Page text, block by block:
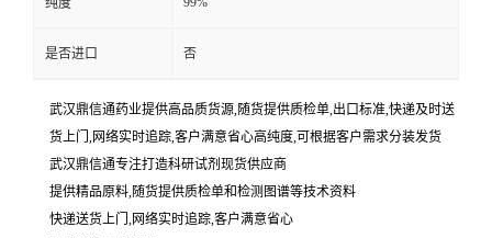
纯度
是否进口 否
武汉鼎信通药业提供高品质货源,随货提供质检单,出口标准,快递及时送
货上门,网络实时追踪,客户满意省心高纯度,可根据客户需求分装发货
武汉鼎信通专注打造科研试剂现货供应商
提供精品原料,随货提供质检单和检测图谱等技术资料
快递送货上门,网络实时追踪,客户满意省心